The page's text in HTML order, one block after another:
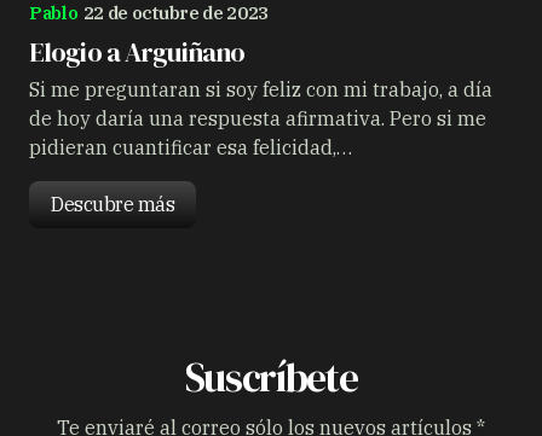
Pablo 22 de octubre de 2023
Elogio a Arguiñano
Si me preguntaran si soy feliz con mi trabajo, a día
de hoy daría una respuesta afirmativa. Pero si me
pidieran cuantificar esa felicidad,…
Descubre más
Suscríbete
Te enviaré al correo sólo los nuevos artículos *